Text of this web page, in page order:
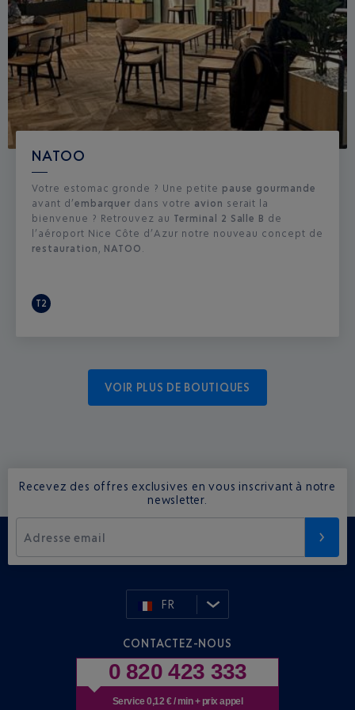
NATOO
Votre estomac gronde ? Une petite pause gourmande
avant d’embarquer dans votre avion serait la
bienvenue ? Retrouvez au Terminal 2 Salle B de
l’aéroport Nice Côte d’Azur notre nouveau concept de
restauration , NATOO .
T2
VOIR PLUS DE BOUTIQUES
Recevez des offres exclusives en vous inscrivant à notre
newsletter.
Adresse email
FR
CONTACTEZ-NOUS
0 820 423 333
Service 0,12 € / min + prix appel